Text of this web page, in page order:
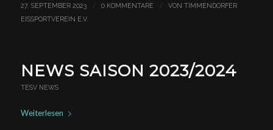
27. SEPTEMBER 2023 / 0 KOMMENTARE / VON TIMMENDORFER
EISSPORTVEREIN E.V.
NEWS SAISON 2023/2024
TESV NEWS
Weiterlesen